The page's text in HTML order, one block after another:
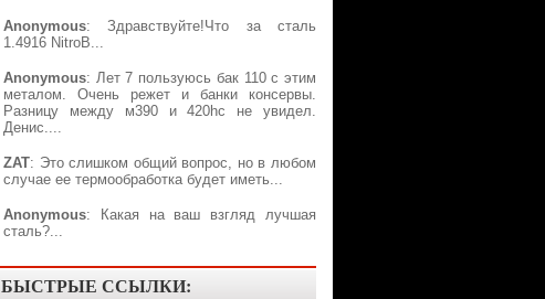
Anonymous: Здравствуйте!Что за сталь
1.4916 NitroB...
Anonymous: Лет 7 пользуюсь бак 110 с этим
металом. Очень режет и банки консервы.
Разницу между м390 и 420hc не увидел.
Денис....
ZAT: Это слишком общий вопрос, но в любом
случае ее термообработка будет иметь...
Anonymous: Какая на ваш взгляд лучшая
сталь?...
БЫСТРЫЕ ССЫЛКИ: